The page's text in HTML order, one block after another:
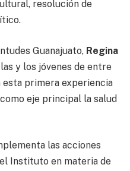
resolución de
Guanajuato, Regina
y los jóvenes de entre
primera experiencia
eje principal la salud
las acciones
Instituto en materia de